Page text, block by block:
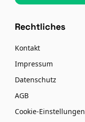
Rechtliches
Kontakt
Impressum
Datenschutz
AGB
Cookie-Einstellungen